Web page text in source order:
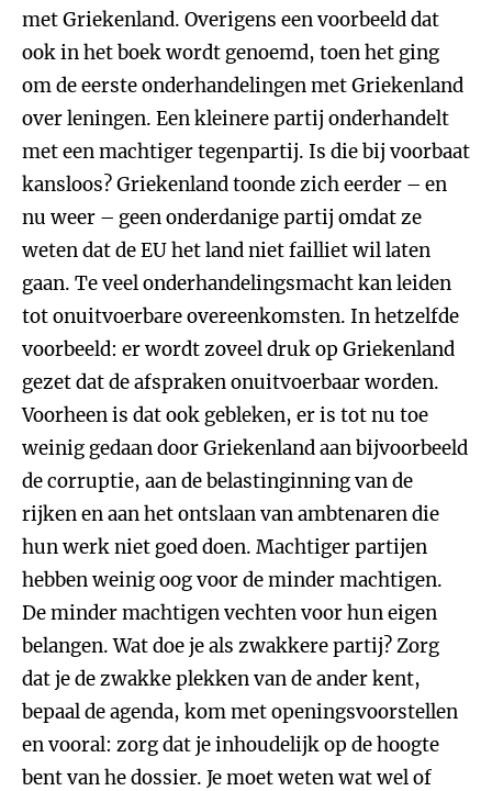
met Griekenland. Overigens een voorbeeld dat
ook in het boek wordt genoemd, toen het ging
om de eerste onderhandelingen met Griekenland
over leningen. Een kleinere partij onderhandelt
met een machtiger tegenpartij. Is die bij voorbaat
kansloos? Griekenland toonde zich eerder – en
nu weer – geen onderdanige partij omdat ze
weten dat de EU het land niet failliet wil laten
gaan. Te veel onderhandelingsmacht kan leiden
tot onuitvoerbare overeenkomsten. In hetzelfde
voorbeeld: er wordt zoveel druk op Griekenland
gezet dat de afspraken onuitvoerbaar worden.
Voorheen is dat ook gebleken, er is tot nu toe
weinig gedaan door Griekenland aan bijvoorbeeld
de corruptie, aan de belastinginning van de
rijken en aan het ontslaan van ambtenaren die
hun werk niet goed doen. Machtiger partijen
hebben weinig oog voor de minder machtigen.
De minder machtigen vechten voor hun eigen
belangen. Wat doe je als zwakkere partij? Zorg
dat je de zwakke plekken van de ander kent,
bepaal de agenda, kom met openingsvoorstellen
en vooral: zorg dat je inhoudelijk op de hoogte
bent van he dossier. Je moet weten wat wel of